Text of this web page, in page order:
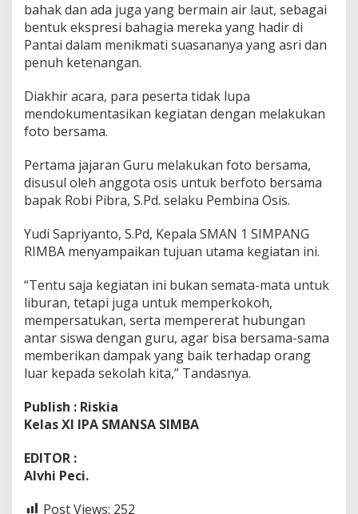
bahak dan ada juga yang bermain air laut, sebagai
bentuk ekspresi bahagia mereka yang hadir di
Pantai dalam menikmati suasananya yang asri dan
penuh ketenangan.
Diakhir acara, para peserta tidak lupa
mendokumentasikan kegiatan dengan melakukan
foto bersama.
Pertama jajaran Guru melakukan foto bersama,
disusul oleh anggota osis untuk berfoto bersama
bapak Robi Pibra, S.Pd. selaku Pembina Osis.
Yudi Sapriyanto, S.Pd, Kepala SMAN 1 SIMPANG
RIMBA menyampaikan tujuan utama kegiatan ini.
“Tentu saja kegiatan ini bukan semata-mata untuk
liburan, tetapi juga untuk memperkokoh,
mempersatukan, serta mempererat hubungan
antar siswa dengan guru, agar bisa bersama-sama
memberikan dampak yang baik terhadap orang
luar kepada sekolah kita,” Tandasnya.
Publish : Riskia
Kelas XI IPA SMANSA SIMBA
EDITOR :
Alvhi Peci.
Post Views: 252